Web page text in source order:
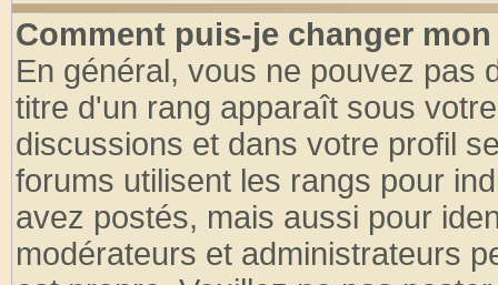
Comment puis-je changer
En général, vous ne pouvez pas
titre d'un rang apparaît sous
discussions et dans votre profil
forums utilisent les rangs pour
avez postés, mais aussi pour
modérateurs et administrateurs